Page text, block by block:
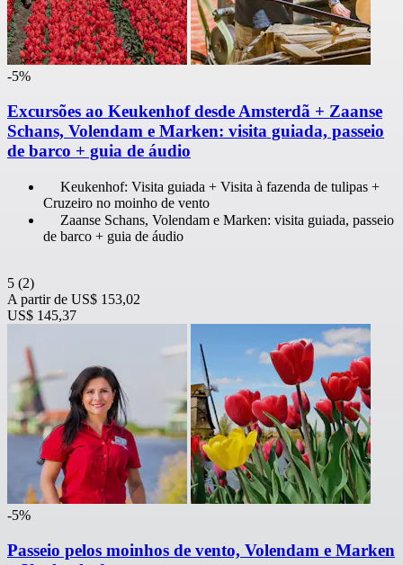
-5%
Excursões ao Keukenhof desde Amsterdã + Zaanse
Schans, Volendam e Marken: visita guiada, passeio
de barco + guia de áudio
Keukenhof: Visita guiada + Visita à fazenda de tulipas +
Cruzeiro no moinho de vento
Zaanse Schans, Volendam e Marken: visita guiada, passeio
de barco + guia de áudio
5 (2)
A partir de US$ 153,02
US$ 145,37
-5%
Passeio pelos moinhos de vento, Volendam e Marken